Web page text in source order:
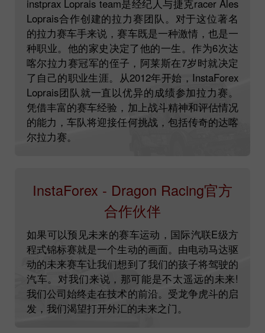
instprax Loprais team是经纪人与捷克racer Ales
Loprais合作创建的拉力赛团队。对于这位著名
的拉力赛车手来说，赛车既是一种激情，也是一
种职业。他的家史决定了他的一生。作为6次达
喀尔拉力赛冠军的侄子，阿莱斯在7岁时就决定
了自己的职业生涯。从2012年开始，InstaForex
Loprais团队就一直以优异的成绩参加拉力赛。
凭借丰富的赛车经验，加上战斗精神和评估情况
的能力，车队将迎接任何挑战，包括传奇的达喀
尔拉力赛。
InstaForex - Dragon Racing官方
合作伙伴
如果可以预见未来的赛车运动，国际汽联E级方
程式锦标赛就是一个生动的画面。由电动马达驱
动的未来赛车让我们想到了我们的孩子将驾驶的
汽车。对我们来说，那可能是不太遥远的未来!
我们公司始终走在技术的前沿。受龙争虎斗的启
发，我们渴望打开外汇的未来之门。